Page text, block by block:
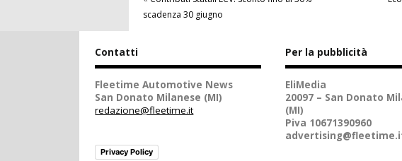
scadenza 30 giugno
Contatti
Fleetime Automotive News
San Donato Milanese (MI)
redazione@fleetime.it
Privacy Policy
Per la pubblicità
EliMedia
20097 – San Donato
(MI)
Piva 10671390960